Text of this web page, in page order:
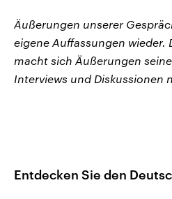
Äußerungen unserer
eigene Auffassungen wieder.
macht sich Äußerungen
Interviews und Diskussionen
Entdecken Sie den